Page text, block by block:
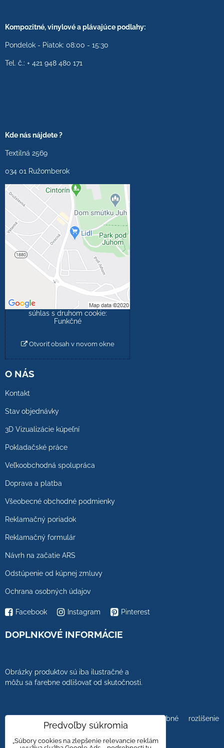
Kompozitné, vinylové a plávajúce podlahy:
Pondelok - Piatok: 08:00 - 15:30
Tel. č.: + 421 948 480 171
Kde nás nájdete ?
Textilná 2569
034 01 Ružomberok
Externý obsah je
blokovaný Voľbami
súkromia
Prajete si načítať externý
obsah?
Povoliť tentokrát
Povoliť a zapamätať -
súhlas s druhom cookie:
Funkčné
Otvoriť obsah v novom okne
O NÁS
Kontakt
Stav objednávky
3D Vizualizácie kúpeľní
Pokladačské práce
Veľkoobchodná spolupráca
Doprava a platba
Všeobecné obchodné podmienky
Reklamačný poriadok
Reklamačný formulár
Návrh na začatie ARS
Odstúpenie od kúpnej zmluvy
Ochrana osobných údajov
Facebook Instagram Pinterest
DOPLNKOVÉ INFORMÁCIE
Obrázky produktov sú iba ilustračné a
môžu sa farebne odlišovať od skutočnosti.
Farebnosť obrázkov tiež ovplyvňuje farebné rozlíšenie
zobrazovacej jednotky.Predvoľby súkromia
„Súbory cookies na zlepšenie relevancie reklám